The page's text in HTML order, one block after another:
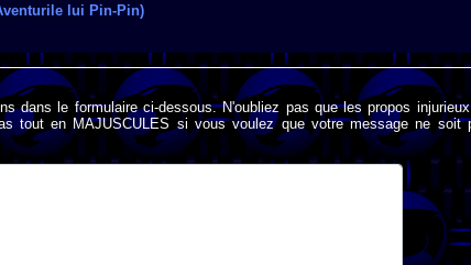
lui Pin-Pin)
dans le formulaire ci-dessous. N'oubliez pas que les propos
tout en MAJUSCULES si vous voulez que votre message ne soit